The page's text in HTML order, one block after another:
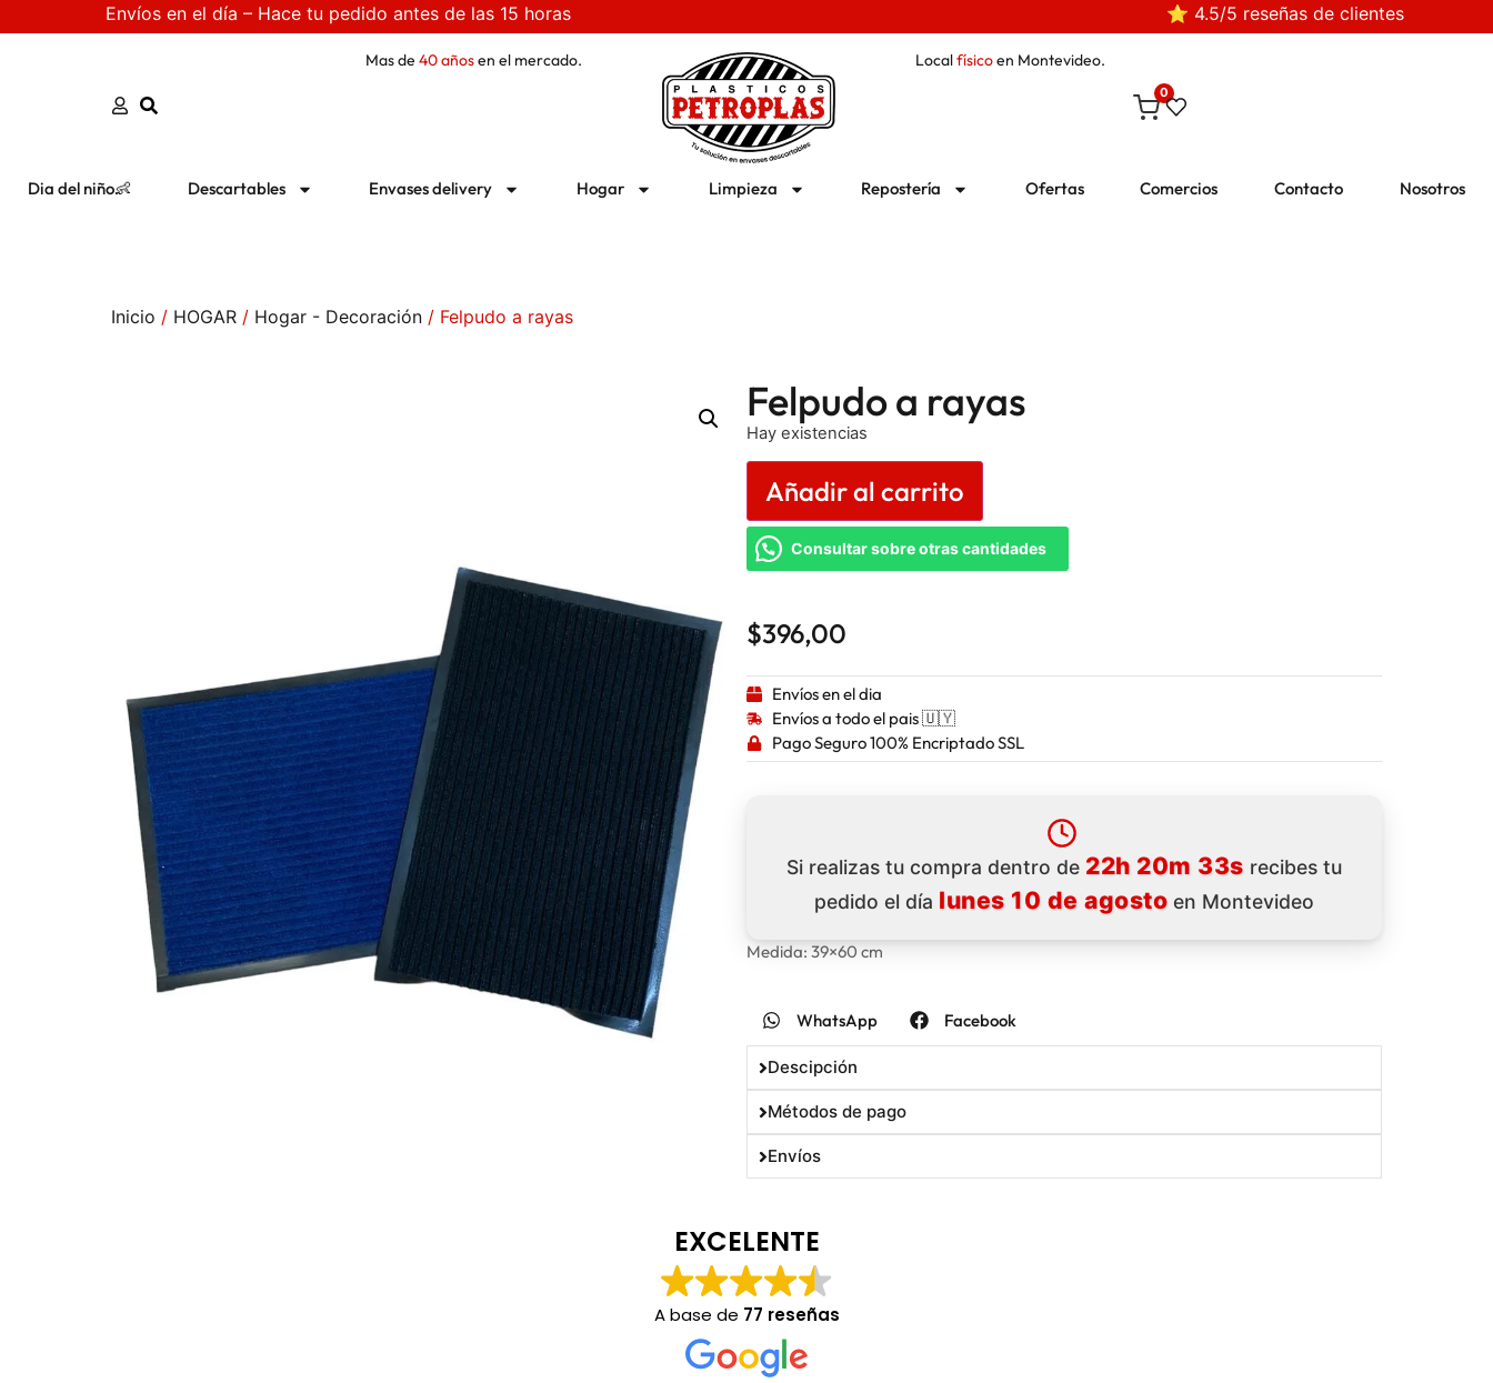
Envíos en el día – Hace tu pedido antes de las 15 horas ⭐ 4.5/5 reseñas de clientes
Mas de 40 añosen el mercado. Localfísicoen Montevideo.
0
Dia del niño👶 Descartables Envases delivery Hogar Limpieza Repostería Ofertas Comercios Contacto Nosotros
Inicio / HOGAR / Hogar - Decoración / Felpudo a rayas
Felpudo a rayas
Hay existencias
Añadir al carrito
Consultar sobre otras cantidades
$396,00
Envíos en el dia
Envíos a todo el pais 🇺🇾
Pago Seguro 100% Encriptado SSL
Si realizas tu compra dentro de22h 20m 31srecibes tu
pedido el día lunes 10 de agosto en Montevideo
Medida: 39×60 cm
WhatsApp Facebook
Descipción
Métodos de pago
Envíos
EXCELENTE
A base de 77 reseñas